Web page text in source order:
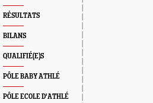
RÉSULTATS
BILANS
QUALIFIÉ(E)S
PÔLE BABY ATHLÉ
PÔLE ECOLE D'ATHLÉ